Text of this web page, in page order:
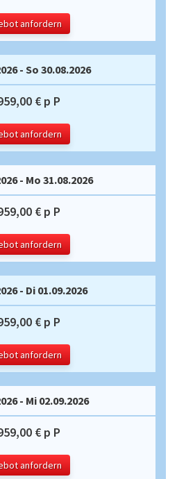
anfordern
- So 30.08.2026
€ p P
anfordern
- Mo 31.08.2026
€ p P
anfordern
- Di 01.09.2026
€ p P
anfordern
- Mi 02.09.2026
€ p P
anfordern